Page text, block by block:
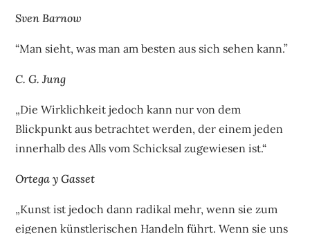
Sven Barnow
“Man sieht, was man am besten aus sich sehen kann.”
C. G. Jung
„Die Wirklichkeit jedoch kann nur von dem
Blickpunkt aus betrachtet werden, der einem jeden
innerhalb des Alls vom Schicksal zugewiesen ist.“
Ortega y Gasset
„Kunst ist jedoch dann radikal mehr, wenn sie zum
eigenen künstlerischen Handeln führt. Wenn sie uns